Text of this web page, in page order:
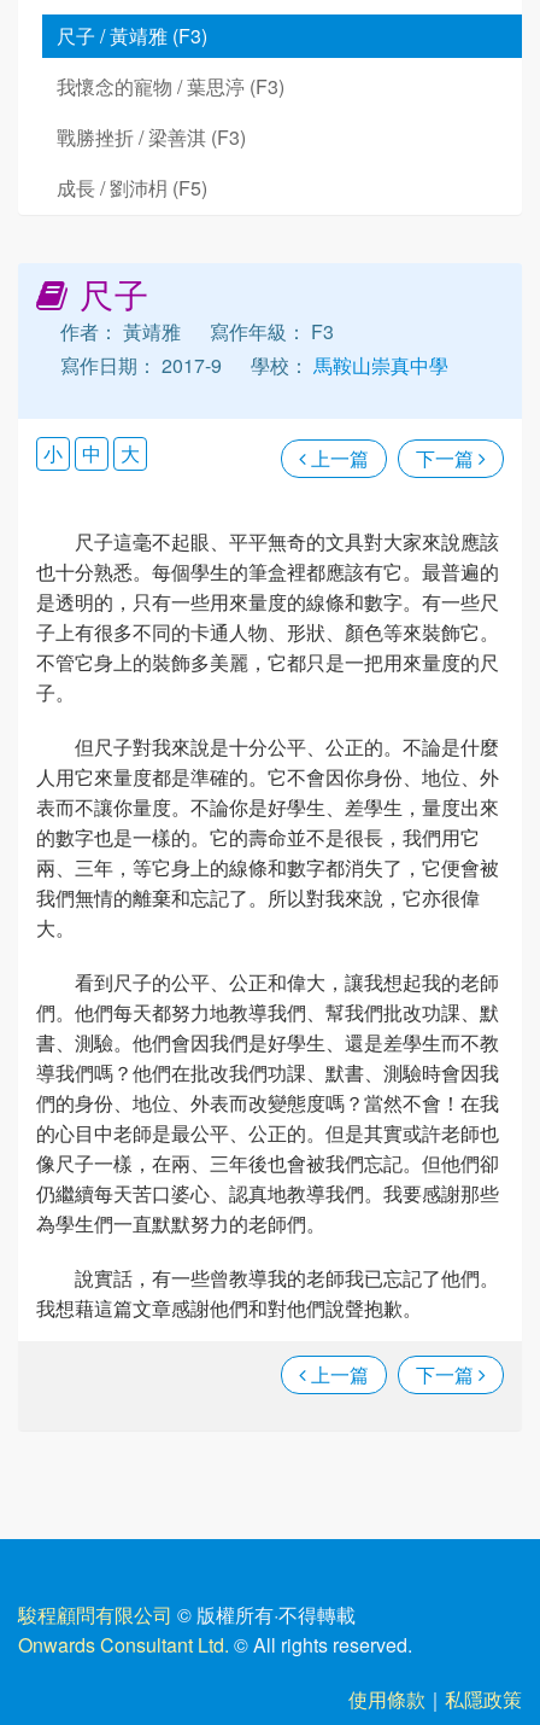
尺子 / 黃靖雅 (F3)
我懷念的寵物 / 葉思渟 (F3)
戰勝挫折 / 梁善淇 (F3)
成長 / 劉沛枂 (F5)
尺子
作者： 黃靖雅
寫作年級： F3
寫作日期： 2017-9
學校： 馬鞍山崇真中學
上一篇 下一篇
小 中 大
尺子這毫不起眼、平平無奇的文具對大家來說應該
也十分熟悉。每個學生的筆盒裡都應該有它。最普遍的
是透明的，只有一些用來量度的線條和數字。有一些尺
子上有很多不同的卡通人物、形狀、顏色等來裝飾它。
不管它身上的裝飾多美麗，它都只是一把用來量度的尺
子。
但尺子對我來說是十分公平、公正的。不論是什麼
人用它來量度都是準確的。它不會因你身份、地位、外
表而不讓你量度。不論你是好學生、差學生，量度出來
的數字也是一樣的。它的壽命並不是很長，我們用它
兩、三年，等它身上的線條和數字都消失了，它便會被
我們無情的離棄和忘記了。所以對我來說，它亦很偉
大。
看到尺子的公平、公正和偉大，讓我想起我的老師
們。他們每天都努力地教導我們、幫我們批改功課、默
書、測驗。他們會因我們是好學生、還是差學生而不教
導我們嗎？他們在批改我們功課、默書、測驗時會因我
們的身份、地位、外表而改變態度嗎？當然不會！在我
的心目中老師是最公平、公正的。但是其實或許老師也
像尺子一樣，在兩、三年後也會被我們忘記。但他們卻
仍繼續每天苦口婆心、認真地教導我們。我要感謝那些
為學生們一直默默努力的老師們。
說實話，有一些曾教導我的老師我已忘記了他們。
我想藉這篇文章感謝他們和對他們說聲抱歉。
上一篇 下一篇
駿程顧問有限公司 © 版權所有·不得轉載
Onwards Consultant Ltd. © All rights reserved.
使用條款 ｜ 私隱政策